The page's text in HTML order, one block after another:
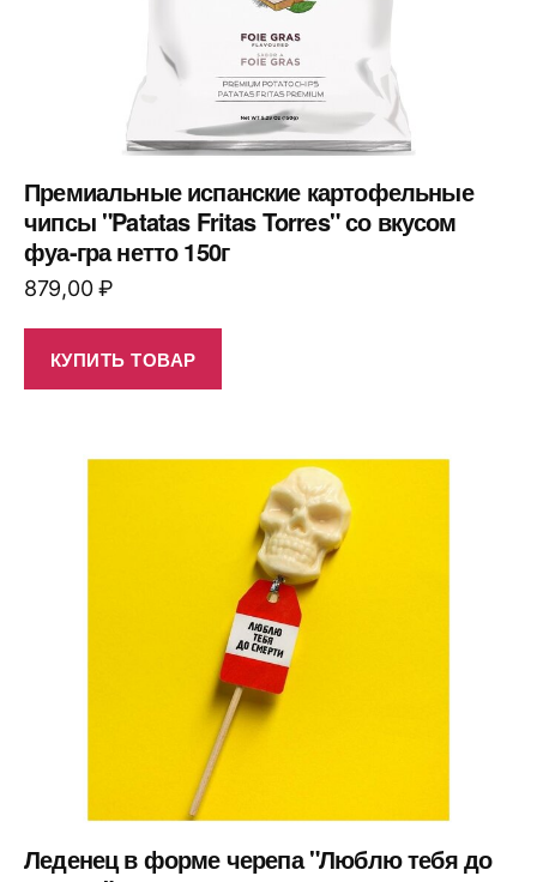
Премиальные испанские картофельные
чипсы "Patatas Fritas Torres" со вкусом
фуа-гра нетто 150г
879,00₽
КУПИТЬ ТОВАР
Леденец в форме черепа "Люблю тебя до